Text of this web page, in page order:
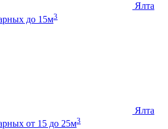
Ялта
до 15м3
Ялта
от 15 до 25м3